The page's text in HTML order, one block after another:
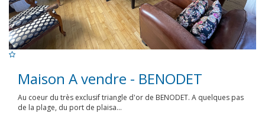
Maison A vendre - BENODET
Au coeur du très exclusif triangle d'or de BENODET. A quelques pas
de la plage, du port de plaisa...